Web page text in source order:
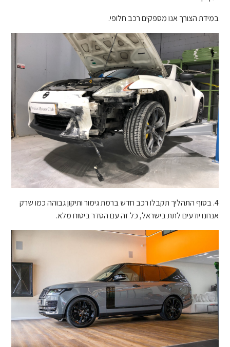
במידת הצורך אנו מספקים רכב חלופי.
4. בסוף התהליך תקבלו רכב חדש ברמת גימור ותיקון גבוהה כמו שרק
אנחנו יודעים לתת בישראל, כל זה עם הסדר ביטוח מלא.